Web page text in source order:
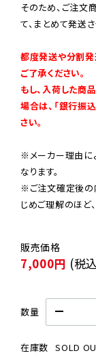
そのため、ご注
て、まとめて発送
都度発送や分割発
ご了承ください。
もし、入荷した商
場合は、「銀行振
さい。
※メーカー理由に
なります。
※ご注文確定後の
じめご理解のほど
7,000円 (税
数量
在庫数 SOLD